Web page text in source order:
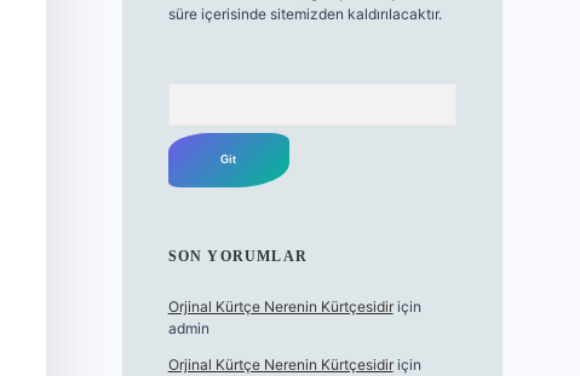
süre içerisinde sitemizden kaldırılacaktır.
SON YORUMLAR
Orjinal Kürtçe Nerenin Kürtçesidiriçin
admin
Orjinal Kürtçe Nerenin Kürtçesidiriçin